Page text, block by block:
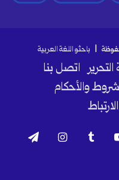
باحثو اللغة العربية
اتصل بنا
والأحكام
‫YouTube انستقرام